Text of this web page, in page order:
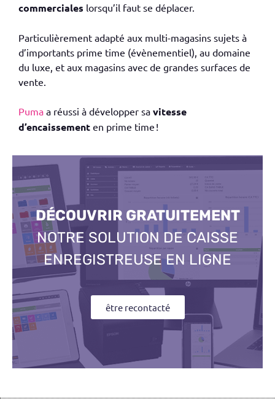
commerciales lorsqu’il faut se déplacer.
Particulièrement adapté aux multi-magasins sujets à
d’importants prime time (évènementiel), au domaine
du luxe, et aux magasins avec de grandes surfaces de
vente.
Puma a réussi à développer sa vitesse
d’encaissement en prime time !
DÉCOUVRIR GRATUITEMENT
NOTRE SOLUTION DE CAISSE
ENREGISTREUSE EN LIGNE
être recontacté